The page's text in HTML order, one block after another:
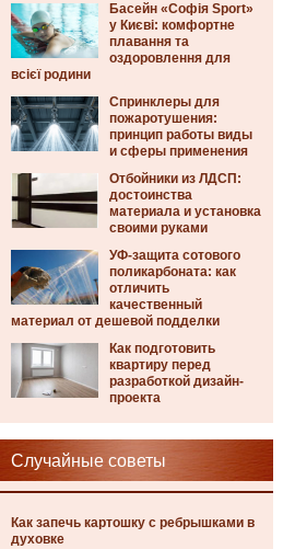
Басейн «Софія Sport»
у Києві: комфортне
плавання та
оздоровлення для
всієї родини
Спринклеры для
пожаротушения:
принцип работы виды
и сферы применения
Отбойники из ЛДСП:
достоинства
материала и установка
своими руками
УФ-защита сотового
поликарбоната: как
отличить
качественный
материал от дешевой подделки
Как подготовить
квартиру перед
разработкой дизайн-
проекта
Случайные советы
Как запечь картошку с ребрышками в
духовке